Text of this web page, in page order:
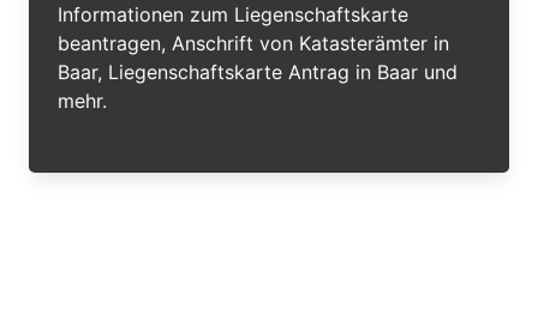
Informationen zum Liegenschaftskarte
beantragen, Anschrift von Katasterämter in
Baar, Liegenschaftskarte Antrag in Baar und
mehr.